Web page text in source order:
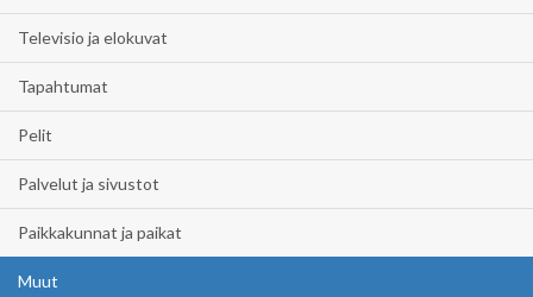
Televisio ja elokuvat
Tapahtumat
Pelit
Palvelut ja sivustot
Paikkakunnat ja paikat
Muut